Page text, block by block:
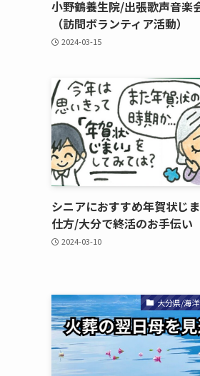
小野鶴養生院/出張歌声音楽
（訪問ボランティア活動）
2024-03-15
シニアに​おすすめ年賀状じ
仕方​/大分で​終活の​お手伝い
2024-03-10
大分県/海